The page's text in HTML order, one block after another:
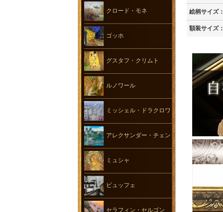
クロード・モネ
ゴッホ
グスタフ・クリムト
ルノワール
ミッシェル・ドラクロワ
アレクサンダー・チェン
ミュシャ
ビュッフェ
セラフィン・セルゴン
絵柄サイズ：
額装サイズ：